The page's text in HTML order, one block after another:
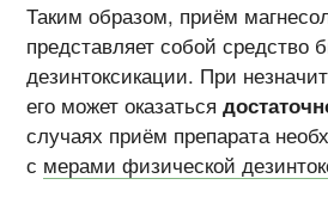
Таким образом, приём
представляет собой средство
дезинтоксикации. При
его может оказаться
случаях приём препарата
с мерами физической